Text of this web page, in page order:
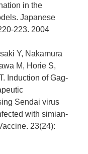
in the
Japanese
223. 2004
Y, Nakamura
M, Horie S,
Induction of Gag-
Sendai virus
with simian-
23(24):